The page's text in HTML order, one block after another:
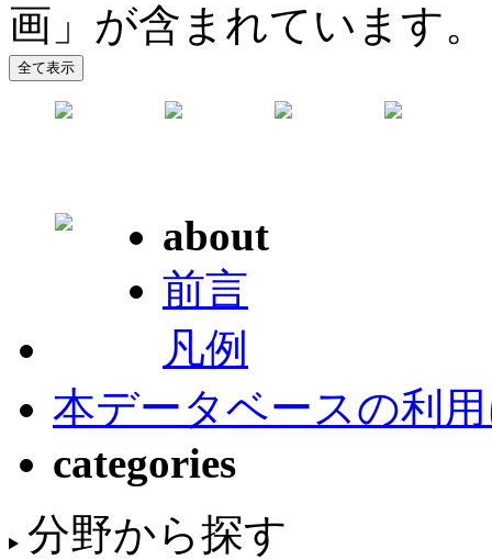
画」が含まれています。
about
前言
凡例
本データベースの利
categories
分野から探す